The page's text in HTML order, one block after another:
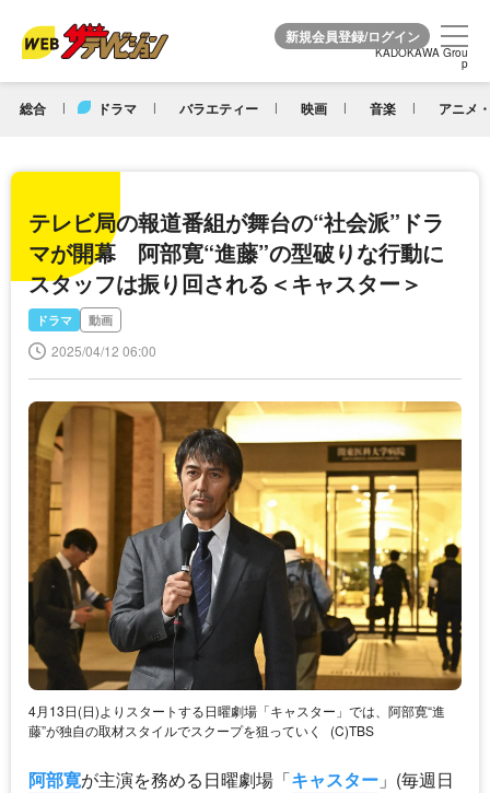
KADOKAWA Grou
p
総合 ドラマ バラエティー 映画 音楽 アニメ
KADOKAWA Grou
p
テレビ局の報道番組が舞台の“社会派”ドラ
マが開幕 阿部寛“進藤”の型破りな行動に
スタッフは振り回される＜キャスター＞
ドラマ 動画
2025/04/12 06:00
4月13日(日)よりスタートする日曜劇場「キャスター」では、阿部寛“進
藤”が独自の取材スタイルでスクープを狙っていく
(C)TBS
阿部寛が主演を務める日曜劇場「キャスター 」(毎週日